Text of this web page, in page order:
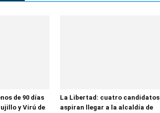
de 90 días
y Virú de
La Libertad: cuatro candidatos
aspiran llegar a la alcaldía de